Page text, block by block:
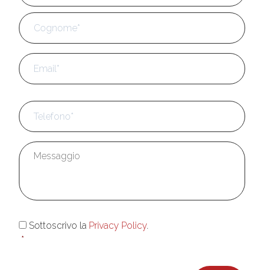
Email
Telefono *
Messaggio
Consenso
Sottoscrivo la Privacy Policy.
*